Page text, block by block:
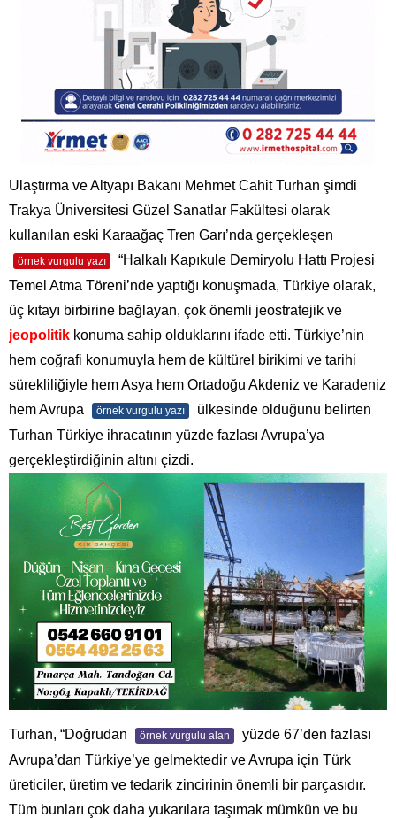
Ulaştırma ve Altyapı Bakanı Mehmet Cahit Turhan şimdi
Trakya Üniversitesi Güzel Sanatlar Fakültesi olarak
kullanılan eski Karaağaç Tren Garı’nda gerçekleşen
örnek vurgulu yazı
“Halkalı Kapıkule Demiryolu Hattı Projesi
Temel Atma Töreni’nde yaptığı konuşmada, Türkiye olarak,
üç kıtayı birbirine bağlayan, çok önemli jeostratejik ve
jeopolitik konuma sahip olduklarını ifade etti. Türkiye’nin
hem coğrafi konumuyla hem de kültürel birikimi ve tarihi
sürekliliğiyle hem Asya hem Ortadoğu Akdeniz ve Karadeniz
hem Avrupa
örnek vurgulu yazı
ülkesinde olduğunu belirten
Turhan Türkiye ihracatının yüzde fazlası Avrupa’ya
gerçekleştirdiğinin altını çizdi.
Turhan, “Doğrudan örnek vurgulu alan
yüzde 67’den fazlası
Avrupa’dan Türkiye’ye gelmektedir ve Avrupa için Türk
üreticiler, üretim ve tedarik zincirinin önemli bir parçasıdır.
Tüm bunları çok daha yukarılara taşımak mümkün ve bu